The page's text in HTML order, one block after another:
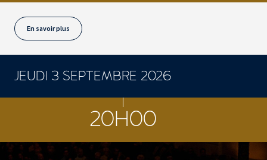
En savoir plus
JEUDI 3 SEPTEMBRE 2026
20H00